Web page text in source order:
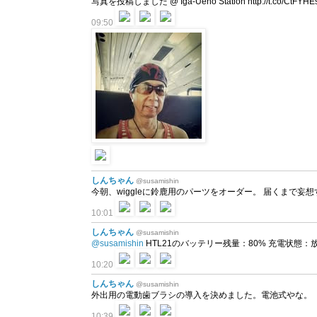
09:50
しんちゃん @susamishin
今朝、wiggleに鈴鹿用のパーツをオーダー。 届くまで妄想
10:01
しんちゃん @susamishin
@susamishin HTL21のバッテリー残量：80% 充電状態：
10:20
しんちゃん @susamishin
外出用の電動歯ブラシの導入を決めました。電池式やな。